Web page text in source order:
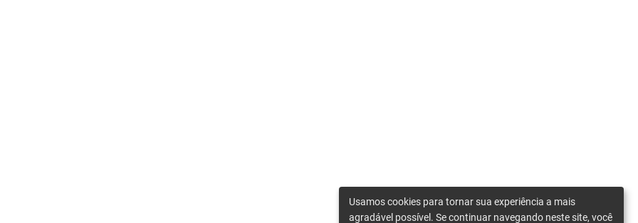
Usamos cookies para tornar sua experiência a mais
agradável possível. Se continuar navegando neste site, você